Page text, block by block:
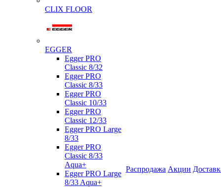
CLIX FLOOR
EGGER
Egger PRO
Classic 8/32
Egger PRO
Classic 8/33
Egger PRO
Classic 10/33
Egger PRO
Classic 12/33
Egger PRO Large
8/33
Egger PRO
Classic 8/33
Aqua+
Egger PRO Large
8/33 Aqua+
Распродажа Акции